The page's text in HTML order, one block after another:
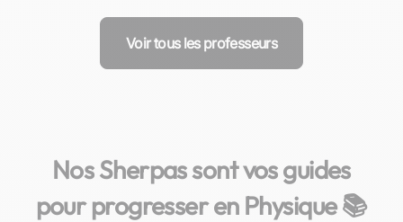
Voir tous les professeurs
Nos Sherpas sont vos guides
pour progresser en Physique 📚